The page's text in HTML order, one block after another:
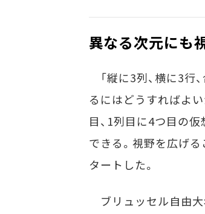
異なる次元にも
「縦に3列、横に3行
るにはどうすればよ
目、1列目に4つ目の
できる。視野を広げ
タートした。
ブリュッセル自由大